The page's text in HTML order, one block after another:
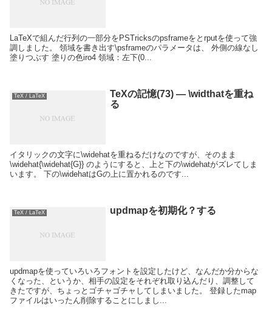
LaTeXで組んだ行列の一部分をPSTricksのpsframeをとrputを使って強
調しました。 領域を書き出す\psframeのパラメータは、 外側の線なし
塗りつぶす 塗りの色iro4 領域：左下(0...
TeX / LaTeX
TeXの記憶(73) — \widthatを重ね
る
イタリックの文字に\widehatを重ねるだけなのですが、そのまま
\widehat{\widehat{G}} のようにすると、上と下の\widehatがズレてしま
います。 下の\widehatはGの上に置かれるのです...
TeX / LaTeX updmapを初期化？する
updmapを使っていろいろフォントを設定したけど、なんだか分からな
くなった、というか、相手の設定をそれぞれ取り込んだり、調整して
きたですが、ちょっとゴチャゴチャしてしまいました。 登録したmap
ファイルはいったん削除することにしまし...